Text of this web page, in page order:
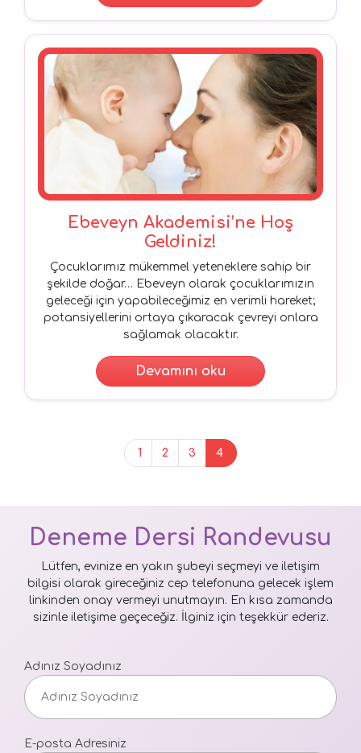
Ebeveyn Akademisi’ne Hoş
Geldiniz!
Çocuklarımız mükemmel yeteneklere sahip bir
şekilde doğar… Ebeveyn olarak çocuklarımızın
geleceği için yapabileceğimiz en verimli hareket;
potansiyellerini ortaya çıkaracak çevreyi onlara
sağlamak olacaktır.
Devamını oku
1 2 3 4
Deneme Dersi Randevusu
Lütfen, evinize en yakın şubeyi seçmeyi ve iletişim
bilgisi olarak gireceğiniz cep telefonuna gelecek işlem
linkinden onay vermeyi unutmayın. En kısa zamanda
sizinle iletişime geçeceğiz. İlginiz için teşekkür ederiz.
Adınız Soyadınız
E-posta Adresiniz